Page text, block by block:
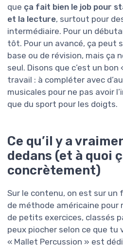
que ça fait bien le job pour
et la lecture, surtout pour
intermédiaire. Pour un
tôt. Pour un avancé, ça peut
base ou de révision, mais ça
seul. Disons que c’est un
travail : à compléter avec
musicales pour ne pas avoir
que du sport pour les doigts.
Ce qu’il y a
dedans (et à quoi
concrètement)
Sur le contenu, on est sur un
de méthode américaine pour
de petits exercices, classés
peux piocher selon ce que tu
« Mallet Percussion » est